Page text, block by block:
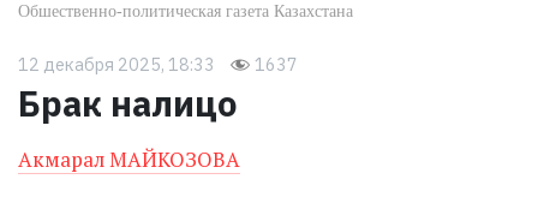
12 декабря 2025, 18:33 1637
Брак налицо
Акмарал МАЙКОЗОВА